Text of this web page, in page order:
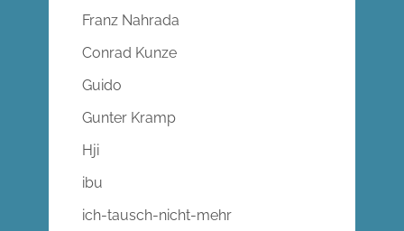
Franz Nahrada
Conrad Kunze
Guido
Gunter Kramp
Hji
ibu
ich-tausch-nicht-mehr